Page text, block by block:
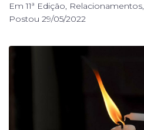
Em11ª Edição, Relacionamentos,
Postou 29/05/2022